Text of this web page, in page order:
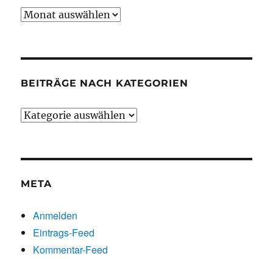
Beiträge
BEITRÄGE NACH KATEGORIEN
Beiträge
META
Anmelden
Eintrags-Feed
Kommentar-Feed